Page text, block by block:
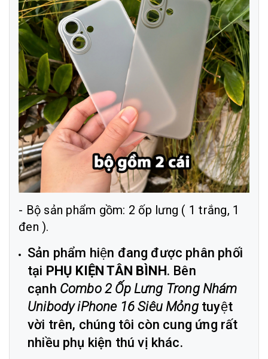
- Bộ sản phẩm gồm: 2 ốp lưng ( 1 trắng, 1
đen ).
Sản phẩm hiện đang được phân phối
tại PHỤ KIỆN TÂN BÌNH. Bên
cạnh Combo 2 Ốp Lưng Trong Nhám
Unibody iPhone 16 Siêu Mỏngtuyệt
vời trên, chúng tôi còn cung ứng rất
nhiều phụ kiện thú vị khác.